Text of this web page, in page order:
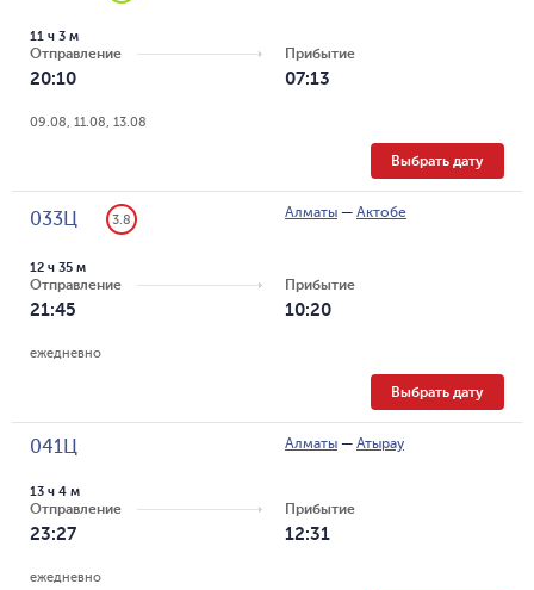
Отправление
20:10
11 ч 3 м
Прибытие
07:13
09.08, 11.08, 13.08
Выбрать дату
033Ц 3.8 Алматы — Актобе
Отправление
21:45
12 ч 35 м
Прибытие
10:20
ежедневно
Выбрать дату
041Ц Алматы — Атырау
Отправление
23:27
13 ч 4 м
Прибытие
12:31
ежедневно